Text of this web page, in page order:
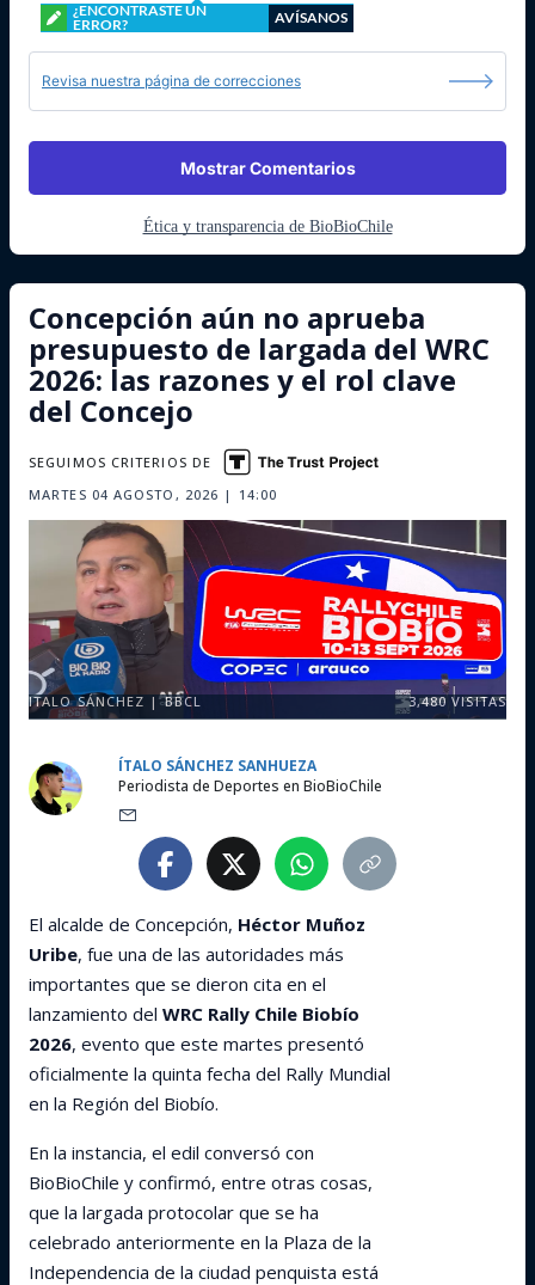
¿ENCONTRASTE UN
ERROR?
AVÍSANOS
Revisa nuestra página de correcciones
Mostrar Comentarios
Ética y transparencia de BioBioChile
Concepción aún no aprueba
presupuesto de largada del WRC
2026: las razones y el rol clave
del Concejo
MARTES 04 AGOSTO, 2026 | 14:00
SEGUIMOS CRITERIOS DE
ITALO SÁNCHEZ | BBCL 3,480 VISITAS
ÍTALO SÁNCHEZ SANHUEZA
Periodista de Deportes en BioBioChile
El alcalde de Concepción, Héctor Muñoz
Uribe, fue una de las autoridades más
importantes que se dieron cita en el
lanzamiento del WRC Rally Chile Biobío
2026, evento que este martes presentó
oficialmente la quinta fecha del Rally Mundial
en la Región del Biobío.
En la instancia, el edil conversó con
BioBioChile y confirmó, entre otras cosas,
que la largada protocolar que se ha
celebrado anteriormente en la Plaza de la
Independencia de la ciudad penquista está